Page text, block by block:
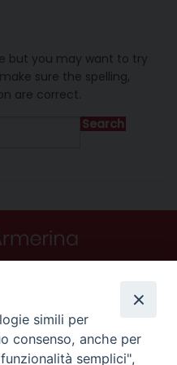
but you may want to try
sure the spelling,
are correct.
Search
simili per
consenso, anche per
semplici",